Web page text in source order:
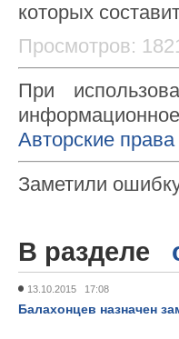
которых
Просмотров:
При
Авторские
Заметили
В разделе
13.10.2015 17:08
Балахонцев назначен